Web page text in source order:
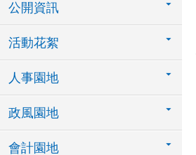
公開資訊
活動花絮
人事園地
政風園地
會計園地